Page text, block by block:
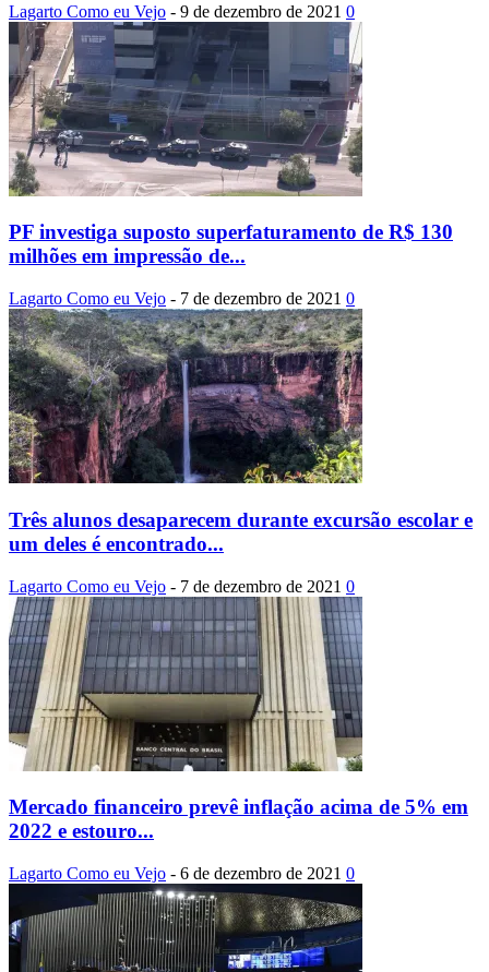
Lagarto Como eu Vejo - 9 de dezembro de 2021 0
PF investiga suposto superfaturamento de R$ 130
milhões em impressão de...
Lagarto Como eu Vejo - 7 de dezembro de 2021 0
Três alunos desaparecem durante excursão escolar e
um deles é encontrado...
Lagarto Como eu Vejo - 7 de dezembro de 2021 0
Mercado financeiro prevê inflação acima de 5% em
2022 e estouro...
Lagarto Como eu Vejo - 6 de dezembro de 2021 0